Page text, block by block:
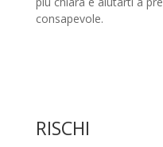
consapevole.
RISCHI